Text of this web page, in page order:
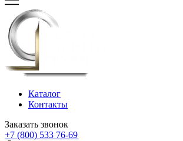
Каталог
Контакты
Заказать звонок
+7 (800) 533 76-69